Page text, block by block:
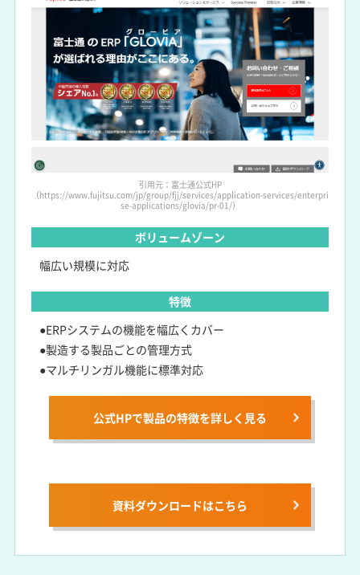
引用元：富士通公式HP
（https://www.fujitsu.com/jp/group/fjj/services/application-services/enterpri
se-applications/glovia/pr-01/）
ボリュームゾーン
幅広い規模に対応
特徴
●ERPシステムの機能を幅広くカバー
●製造する製品ごとの管理方式
●マルチリンガル機能に標準対応
公式HPで製品の特徴を詳しく見る
資料ダウンロードはこちら